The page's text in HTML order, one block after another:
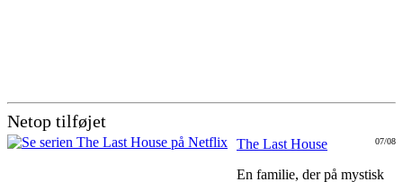
Netop tilføjet
07/08
The Last House
En familie, der på mystisk